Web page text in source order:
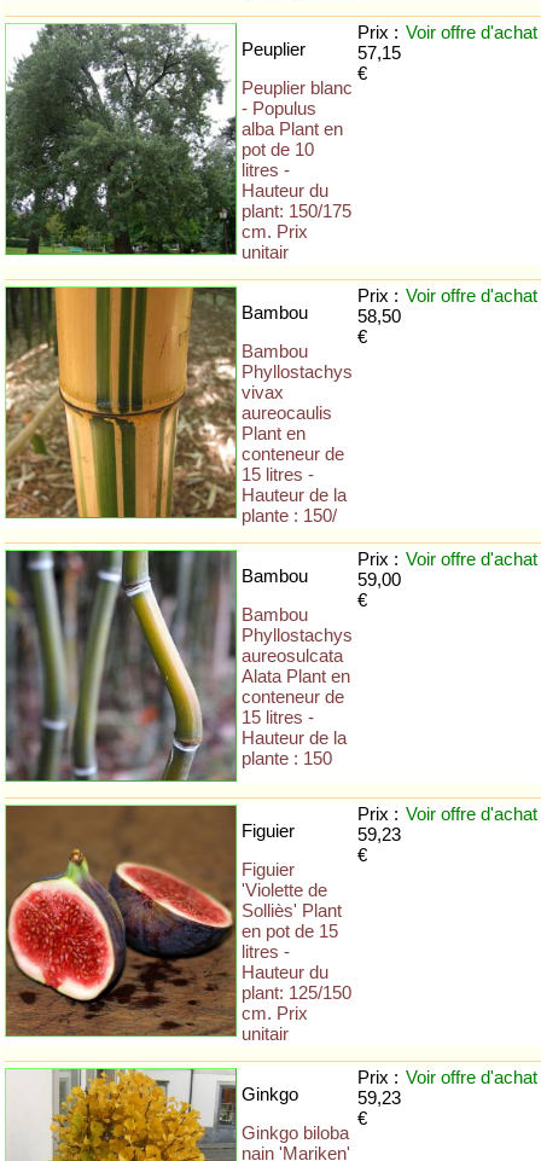
Peuplier
Peuplier blanc
- Populus
alba Plant en
pot de 10
litres -
Hauteur du
plant: 150/175
cm. Prix
unitair
Prix :
57,15
€
Voir offre d'achat
Bambou
Bambou
Phyllostachys
vivax
aureocaulis
Plant en
conteneur de
15 litres -
Hauteur de la
plante : 150/
Prix :
58,50
€
Voir offre d'achat
Bambou
Bambou
Phyllostachys
aureosulcata
Alata Plant en
conteneur de
15 litres -
Hauteur de la
plante : 150
Prix :
59,00
€
Voir offre d'achat
Figuier
Figuier
'Violette de
Solliès' Plant
en pot de 15
litres -
Hauteur du
plant: 125/150
cm. Prix
unitair
Prix :
59,23
€
Voir offre d'achat
Ginkgo
Ginkgo biloba
nain 'Mariken'
Prix :
59,23
€
Voir offre d'achat